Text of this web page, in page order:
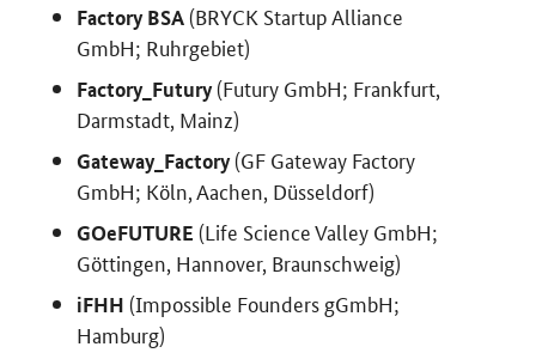
Factory BSA(BRYCK Startup Alliance
GmbH; Ruhrgebiet)
Factory_Futury(Futury GmbH; Frankfurt,
Darmstadt, Mainz)
Gateway_Factory(GF Gateway Factory
GmbH; Köln, Aachen, Düsseldorf)
GOeFUTURE (Life Science Valley GmbH;
Göttingen, Hannover, Braunschweig)
iFHH(Impossible Founders gGmbH;
Hamburg)